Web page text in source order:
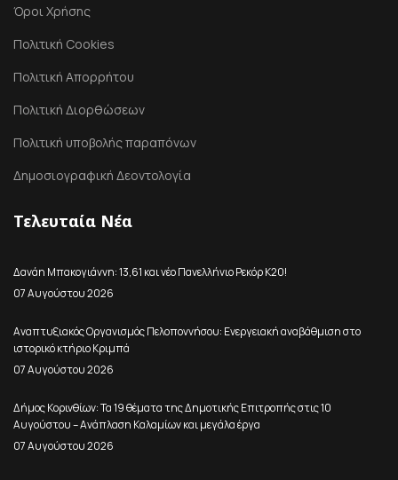
Όροι Χρήσης
Πολιτική Cookies
Πολιτική Απορρήτου
Πολιτική Διορθώσεων
Πολιτική υποβολής παραπόνων
Δημοσιογραφική Δεοντολογία
Τελευταία Νέα
Δανάη Μπακογιάννη: 13,61 και νέο Πανελλήνιο Ρεκόρ Κ20!
07 Αυγούστου 2026
Αναπτυξιακός Οργανισμός Πελοποννήσου: Ενεργειακή αναβάθμιση στο
ιστορικό κτήριο Κριμπά
07 Αυγούστου 2026
Δήμος Κορινθίων: Τα 19 θέματα της Δημοτικής Επιτροπής στις 10
Αυγούστου – Ανάπλαση Καλαμίων και μεγάλα έργα
07 Αυγούστου 2026